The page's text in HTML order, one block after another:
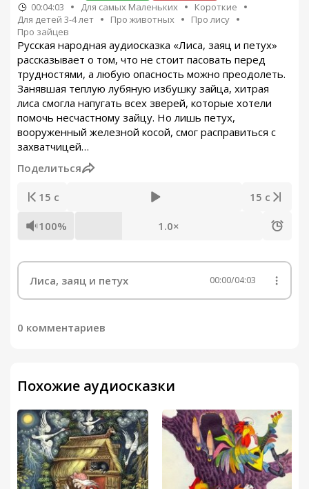
00:04:03 Для самых Маленьких
Короткие
Для детей 3-4 лет
Про животных
Про лису
Про зайцев
Русская народная аудиосказка «Лиса, заяц и петух»
рассказывает о том, что не стоит пасовать перед
трудностями, а любую опасность можно преодолеть.
Занявшая теплую лубяную избушку зайца, хитрая
лиса смогла напугать всех зверей, которые хотели
помочь несчастному зайцу. Но лишь петух,
вооруженный железной косой, смог расправиться с
захватчицей…
Поделиться
15 с 15 с
100% 1.0×
Лиса, заяц и петух 00:00/04:03
0 комментариев
Похожие аудиосказки